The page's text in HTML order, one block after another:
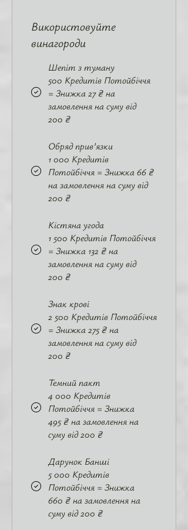
Використовуйте
винагороди
Шепіт з туману
500 Кредитів Потойбіччя
= Знижка 27 ₴ на
замовлення на суму від
200 ₴
Обряд прив’язки
1 000 Кредитів
Потойбіччя = Знижка 66 ₴
на замовлення на суму від
200 ₴
Кістяна угода
1 500 Кредитів Потойбіччя
= Знижка 132 ₴ на
замовлення на суму від
200 ₴
Знак крові
2 500 Кредитів Потойбіччя
= Знижка 275 ₴ на
замовлення на суму від
200 ₴
Темний пакт
4 000 Кредитів
Потойбіччя = Знижка
495 ₴ на замовлення на
суму від 200 ₴
Дарунок Банші
5 000 Кредитів
Потойбіччя = Знижка
660 ₴ на замовлення на
суму від 200 ₴